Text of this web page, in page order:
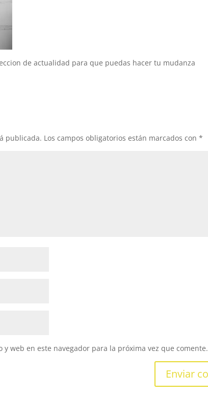
de actualidad para que puedas hacer tu mudanza
publicada. Los campos obligatorios están marcados con *
web en este navegador para la próxima vez que comente.